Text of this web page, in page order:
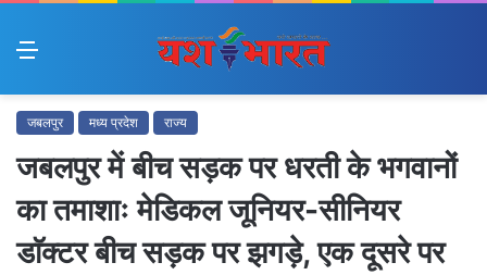
Menu
जबलपुर मध्य प्रदेश राज्य
जबलपुर में बीच सड़क पर धरती के भगवानों
का तमाशाः मेडिकल जूनियर-सीनियर
डाॅक्टर बीच सड़क पर झगड़े, एक दूसरे पर